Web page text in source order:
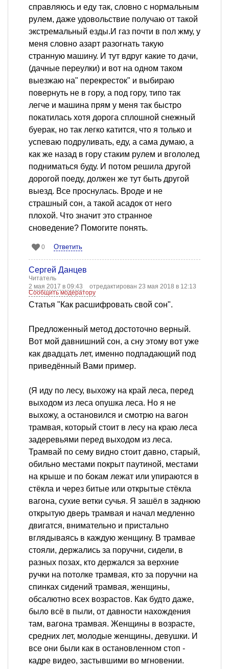
справляюсь и еду так, словно с нормальным
рулем, даже удовольствие получаю от такой
экстремальный езды.И газ почти в пол жму, у
меня словно азарт разогнать такую
странную машину. И тут вдруг какие то дачи,
(дачные переулки) и вот на одном таком
выезжаю на" перекресток" и выбираю
повернуть не в гору, а под гору, типо так
легче и машина прям у меня так быстро
покатилась хотя дорога сплошной снежный
буерак, но так легко катится, что я только и
успеваю подруливать, еду, а сама думаю, а
как же назад в гору стаким рулем и вгололед
подниматься буду. И потом решила другой
дорогой поеду, должен же тут быть другой
выезд. Все проснулась. Вроде и не
страшный сон, а такой асадок от него
плохой. Что значит это странное
сноведение? Помогите понять.
0 Ответить
Сергей Данцев
Читатель
2 мая 2017 в 09:43
отредактирован 23 мая 2018 в 12:13
Сообщить модератору
Статья "Как расшифровать свой сон".
Предложенный метод достоточно верный.
Вот мой давнишний сон, а сну этому вот уже
как двадцать лет, именно подпадающий под
приведённый Вами пример.
(Я иду по лесу, выхожу на край леса, перед
выходом из леса опушка леса. Но я не
выхожу, а остановился и смотрю на вагон
трамвая, который стоит в лесу на краю леса
задеревьями перед выходом из леса.
Трамвай по сему видно стоит давно, старый,
обильно местами покрыт паутиной, местами
на крыше и по бокам лежат или упираются в
стёкла и через битые или открытые стёкла
вагона, сухие ветки сучья. Я зашёл в заднюю
открытую дверь трамвая и начал медленно
двигатся, внимательно и пристально
вглядываясь в каждую женщину. В трамвае
стояли, держались за поручни, сидели, в
разных позах, кто держался за верхние
ручки на потолке трамвая, кто за поручни на
спинках сидений трамвая, женщины,
обсалютно всех возрастов. Как будто даже,
было всё в пыли, от давности нахождения
там, вагона трамвая. Женщины в возрасте,
средних лет, молодые женщины, девушки. И
все они были как в остановленном стоп -
кадре видео, застывшими во мгновении.